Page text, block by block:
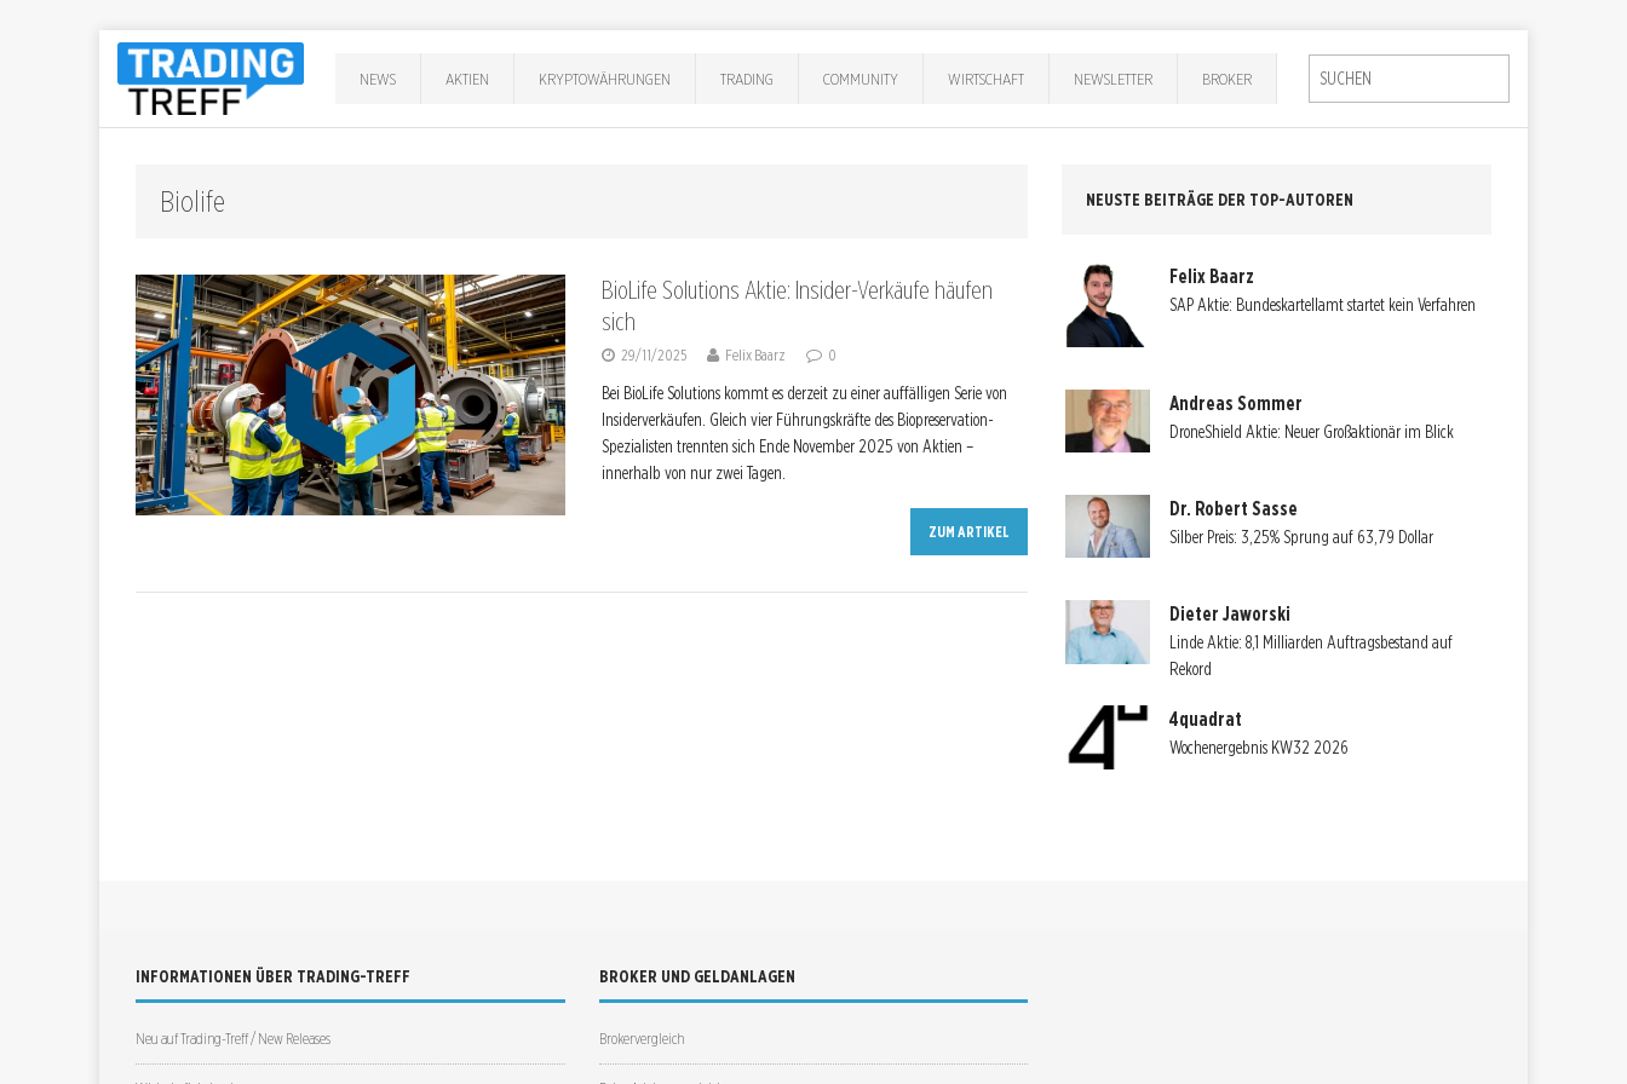
NEWS AKTIEN KRYPTOWÄHRUNGEN TRADING COMMUNITY WIRTSCHAFT NEWSLETTER BROKER
Biolife
BioLife Solutions Aktie: Insider-Verkäufe häufen
sich
29/11/2025 Felix Baarz 0
Bei BioLife Solutions kommt es derzeit zu einer auffälligen Serie von
Insiderverkäufen. Gleich vier Führungskräfte des Biopreservation-
Spezialisten trennten sich Ende November 2025 von Aktien –
innerhalb von nur zwei Tagen.
ZUM ARTIKEL
NEUSTE BEITRÄGE DER TOP-AUTOREN
Felix Baarz
SAP Aktie: Bundeskartellamt startet kein Verfahren
Andreas Sommer
DroneShield Aktie: Neuer Großaktionär im Blick
Dr. Robert Sasse
Silber Preis: 3,25% Sprung auf 63,79 Dollar
Dieter Jaworski
Linde Aktie: 8,1 Milliarden Auftragsbestand auf
Rekord
4quadrat
Wochenergebnis KW32 2026
INFORMATIONEN ÜBER TRADING-TREFF
Neu auf Trading-Treff / New Releases
BROKER UND GELDANLAGEN
Brokervergleich